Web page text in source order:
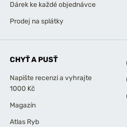
Dárek ke každé objednávce
Prodej na splátky
CHYŤ A PUSŤ
Napište recenzi a vyhrajte
1000 Kč
Magazín
Atlas Ryb